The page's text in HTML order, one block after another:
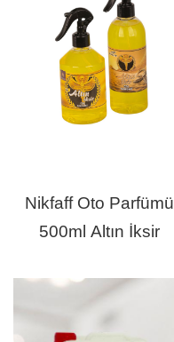
Nikfaff Oto Parfümü
500ml Altın İksir